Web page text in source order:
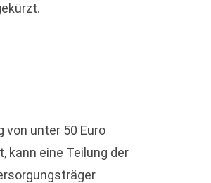
von unter 50 Euro
kann eine Teilung der